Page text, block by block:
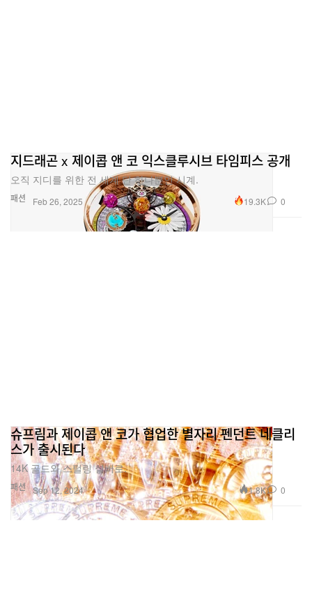
패션
지드래곤 x 제이콥 앤 코 익스클루시브 타임피스 공개
오직 지디를 위한 전 세계 단 하나뿐인 시계.
Feb 26, 2025 19.3K 0
패션
슈프림과 제이콥 앤 코가 협업한 별자리 펜던트 네클리
스가 출시된다
14K 골드와 스털링 실버로.
Sep 12, 2024 1.8K 0